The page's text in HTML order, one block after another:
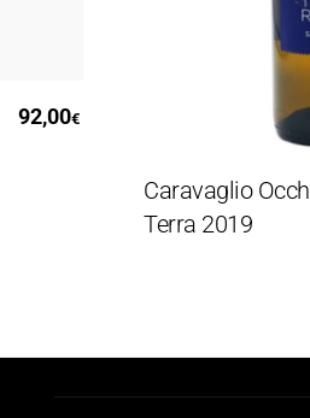
€
Caravaglio Occhio di
Terra 2019